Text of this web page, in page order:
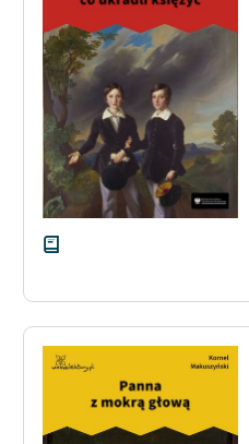
Ręce pełne poezji
Kolekcje edukacyjne
twórców przechodzących
do domeny publicznej,
lektur szkolnych oraz
Starego Testamentu
Odkurzamy bohaterów
Szkoła Poezji Wolnych
O nas
Kontakt
O projekcie